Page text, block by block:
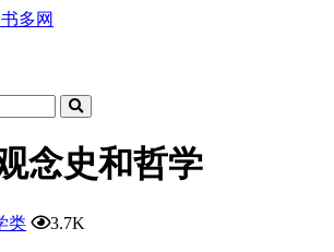
念史和哲学
类 3.7K